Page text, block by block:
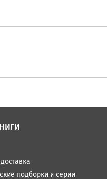
подборки и серии